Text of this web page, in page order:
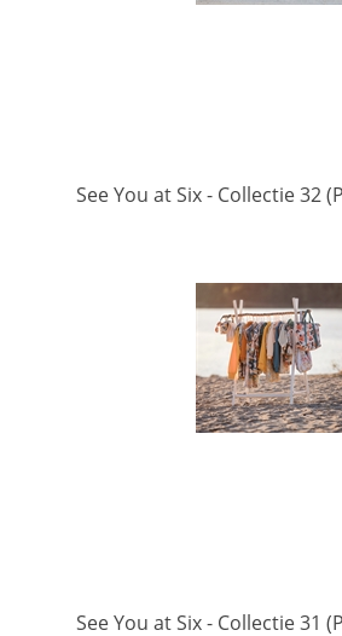
See You at Six - Collectie 32
See You at Six - Collectie 31